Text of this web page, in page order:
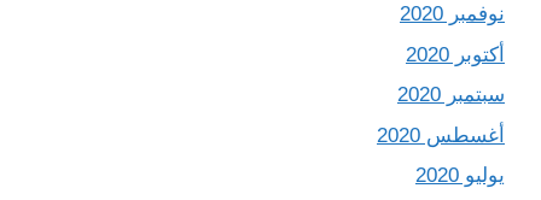
نوفمبر 2020
أكتوبر 2020
سبتمبر 2020
أغسطس 2020
يوليو 2020